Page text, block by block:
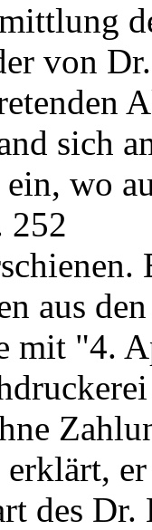
von
sich
wo
252
aus
mit "4.
des